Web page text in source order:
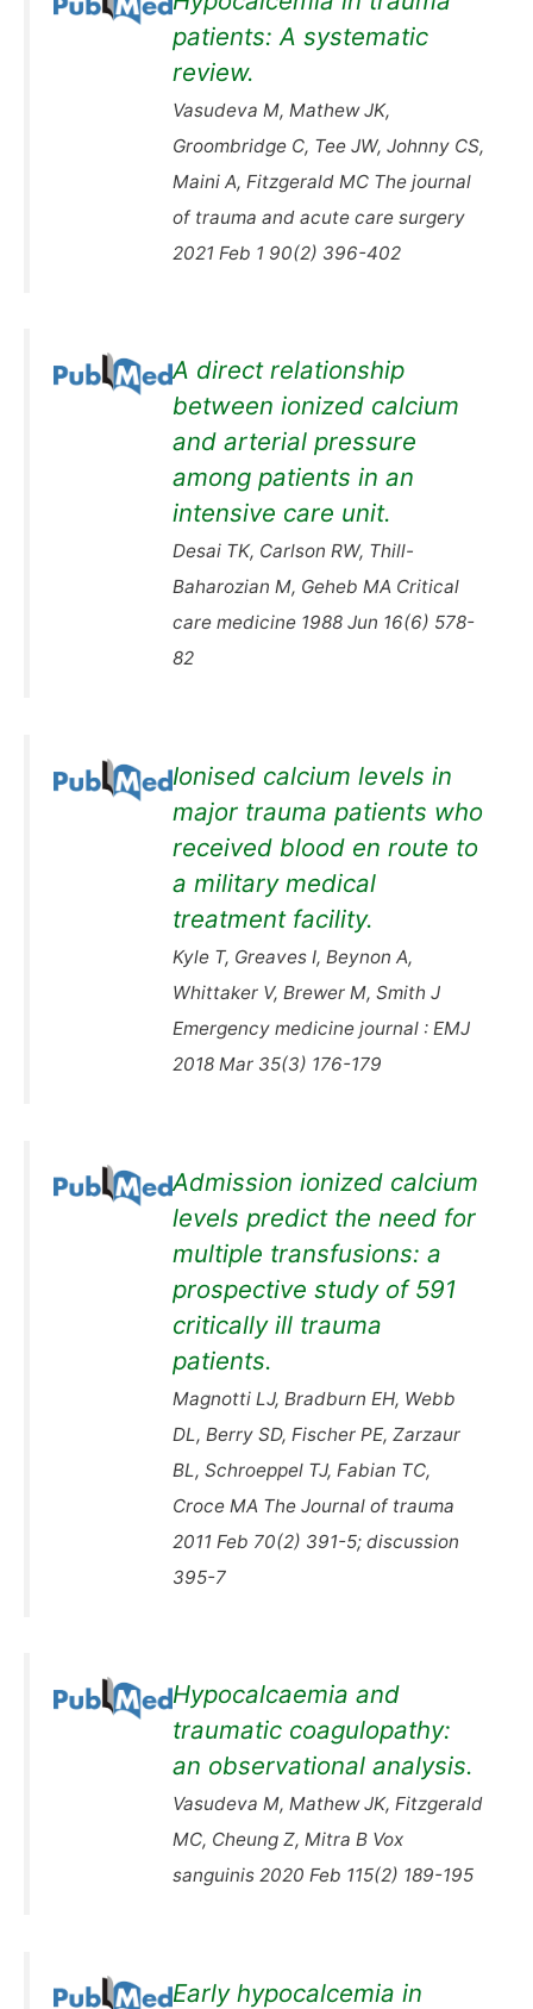
patients: A systematic
review.
Vasudeva M, Mathew JK,
Groombridge C, Tee JW, Johnny CS,
Maini A, Fitzgerald MC The journal
of trauma and acute care surgery
2021 Feb 1 90(2) 396-402
A direct relationship
between ionized calcium
and arterial pressure
among patients in an
intensive care unit.
Desai TK, Carlson RW, Thill-
Baharozian M, Geheb MA Critical
care medicine 1988 Jun 16(6) 578-
82
Ionised calcium levels in
major trauma patients who
received blood en route to
a military medical
treatment facility.
Kyle T, Greaves I, Beynon A,
Whittaker V, Brewer M, Smith J
Emergency medicine journal : EMJ
2018 Mar 35(3) 176-179
Admission ionized calcium
levels predict the need for
multiple transfusions: a
prospective study of 591
critically ill trauma
patients.
Magnotti LJ, Bradburn EH, Webb
DL, Berry SD, Fischer PE, Zarzaur
BL, Schroeppel TJ, Fabian TC,
Croce MA The Journal of trauma
2011 Feb 70(2) 391-5; discussion
395-7
Hypocalcaemia and
traumatic coagulopathy:
an observational analysis.
Vasudeva M, Mathew JK, Fitzgerald
MC, Cheung Z, Mitra B Vox
sanguinis 2020 Feb 115(2) 189-195
Early hypocalcemia in